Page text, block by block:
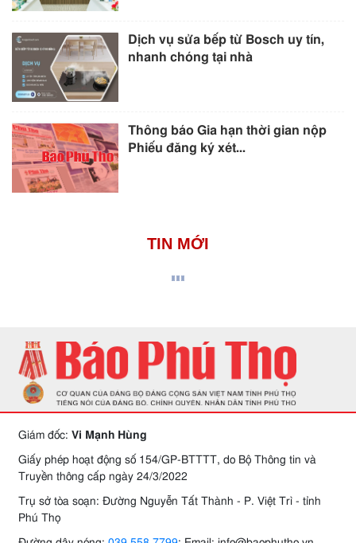
Dịch vụ sửa bếp từ Bosch uy tín,
nhanh chóng tại nhà
Thông báo Gia hạn thời gian nộp
Phiếu đăng ký xét...
TIN MỚI
Giám đốc: Vi Mạnh Hùng
Giấy phép hoạt động số 154/GP-BTTTT, do Bộ Thông tin và
Truyền thông cấp ngày 24/3/2022
Trụ sở tòa soạn: Đường Nguyễn Tất Thành - P. Việt Trì - tỉnh
Phú Thọ